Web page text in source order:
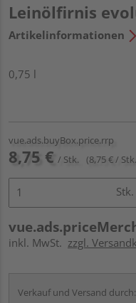
Leinölfirnis
Artikelinformationen
0,75 l
vue.ads.buyBox.price.rrp
8,75 € / Stk. (8,75 € /
Stk.
inkl. MwSt. zzgl.
Verkauf und Versand durch: